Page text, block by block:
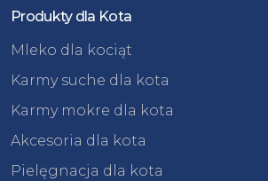
Produkty dla Kota
Mleko dla kociąt
Karmy suche dla kota
Karmy mokre dla kota
Akcesoria dla kota
Pielęgnacja dla kota